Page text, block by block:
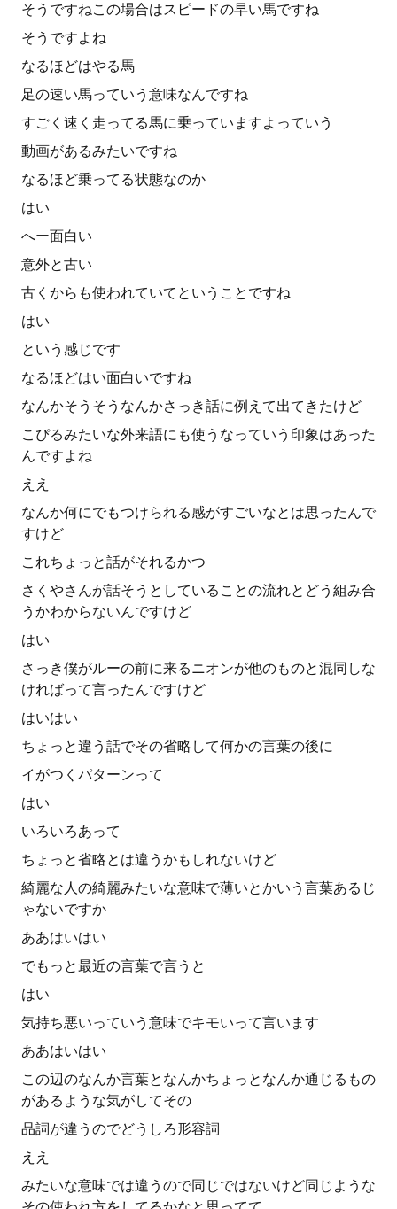
そうですねこの場合はスピードの早い馬ですね
そうですよね
なるほどはやる馬
足の速い馬っていう意味なんですね
すごく速く走ってる馬に乗っていますよっていう
動画があるみたいですね
なるほど乗ってる状態なのか
はい
へー面白い
意外と古い
古くからも使われていてということですね
はい
という感じです
なるほどはい面白いですね
なんかそうそうなんかさっき話に例えて出てきたけど
こぴるみたいな外来語にも使うなっていう印象はあった
んですよね
ええ
なんか何にでもつけられる感がすごいなとは思ったんで
すけど
これちょっと話がそれるかつ
さくやさんが話そうとしていることの流れとどう組み合
うかわからないんですけど
はい
さっき僕がルーの前に来るニオンが他のものと混同しな
ければって言ったんですけど
はいはい
ちょっと違う話でその省略して何かの言葉の後に
イがつくパターンって
はい
いろいろあって
ちょっと省略とは違うかもしれないけど
綺麗な人の綺麗みたいな意味で薄いとかいう言葉あるじ
ゃないですか
ああはいはい
でもっと最近の言葉で言うと
はい
気持ち悪いっていう意味でキモいって言います
ああはいはい
この辺のなんか言葉となんかちょっとなんか通じるもの
があるような気がしてその
品詞が違うのでどうしろ形容詞
ええ
みたいな意味では違うので同じではないけど同じような